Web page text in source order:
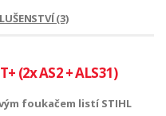
(3)
(2x AS2 + ALS31)
foukačem listí STIHL